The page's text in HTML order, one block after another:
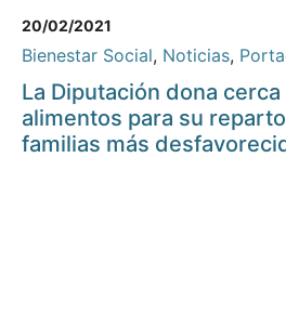
20/02/2021
Bienestar Social, Noticias,
La Diputación dona
alimentos para su
familias más